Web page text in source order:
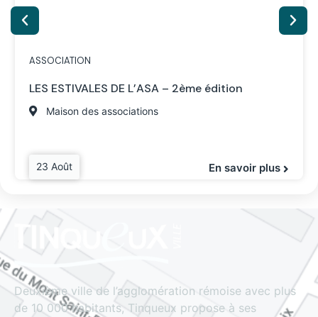
ASSOCIATION
LES ESTIVALES DE L’ASA – 2ème édition
Maison des associations
23 Août En savoir plus
Deuxième ville de l’agglomération rémoise avec plus
de 10 000 habitants, Tinqueux propose à ses